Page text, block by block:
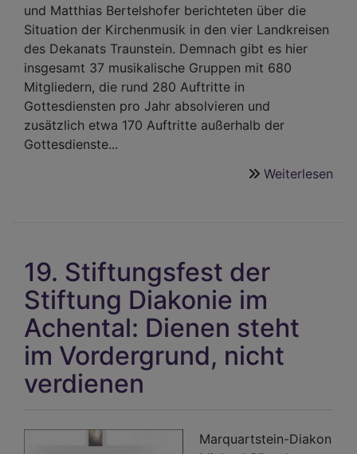
und Matthias Bertelshofer berichteten über die
Situation der Kirchenmusik in den vier Landkreisen
des Dekanats Traunstein. Demnach gibt es hier
insgesamt 37 musikalische Gruppen mit 680
Mitgliedern, die rund 280 Auftritte in
Gottesdiensten pro Jahr absolvieren und
zusätzlich etwa 170 Auftritte außerhalb der
Gottesdienste...
Weiterlesen
19. Stiftungsfest der
Stiftung Diakonie im
Achental: Dienen steht
im Vordergrund, nicht
verdienen
Marquartstein-Diakon